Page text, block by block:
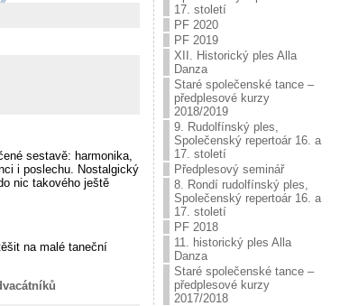
sestavě: harmonika,
i poslechu. Nostalgický
nic takového ještě
na malé taneční
17. století
PF 2020
PF 2019
XII. Historický ples Alla
Danza
Staré společenské tance –
předplesové kurzy
2018/2019
9. Rudolfínský ples,
Společenský repertoár 16. a
17. století
Předplesový seminář
8. Rondí rudolfínský ples,
Společenský repertoár 16. a
17. století
PF 2018
11. historický ples Alla
Danza
Staré společenské tance –
předplesové kurzy
2017/2018